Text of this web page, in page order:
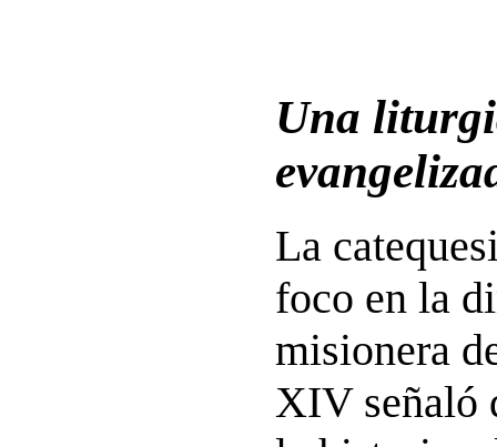
Una
La
foco en la
misionera
XIV señaló